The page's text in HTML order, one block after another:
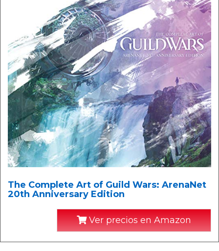
The Complete Art of Guild Wars: ArenaNet
20th Anniversary Edition
Ver precios en Amazon